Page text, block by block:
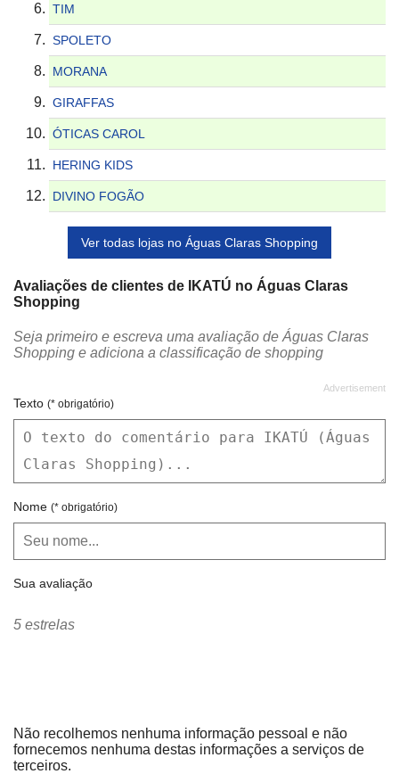
TIM
SPOLETO
MORANA
GIRAFFAS
ÓTICAS CAROL
HERING KIDS
DIVINO FOGÃO
Ver todas lojas no Águas Claras Shopping
Avaliações de clientes de IKATÚ no Águas Claras
Shopping
Seja primeiro e escreva uma avaliação de Águas Claras
Shopping e adiciona a classificação de shopping
Texto (* obrigatório)
Nome (* obrigatório)
Sua avaliação
5 estrelas
Não recolhemos nenhuma informação pessoal e não
fornecemos nenhuma destas informações a serviços de
terceiros.